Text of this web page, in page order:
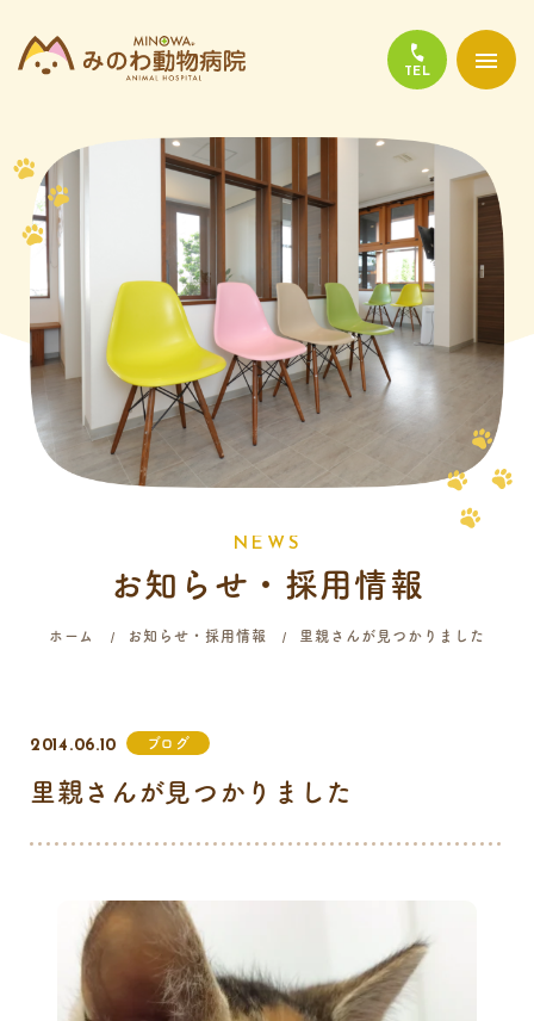
当院について
診療について
かかりやすい代表的な病気
よくある質問
058-214-4071
9:00 - 12:00
16:00 - 19:00
N E W S
お知らせ・採用情報
ホーム お知らせ・採用情報 里親さんが見つかりました
2014.06.10 ブログ
里親さんが見つかりました